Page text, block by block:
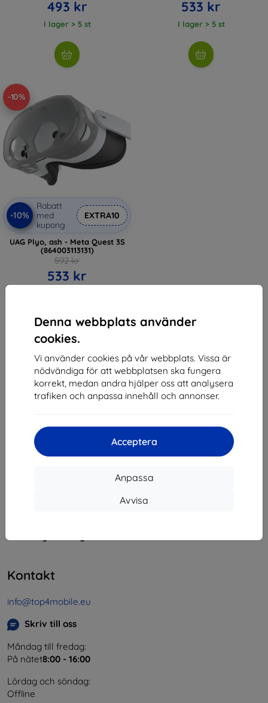
Denna webbplats använder
cookies.
Vi använder cookies på vår webbplats. Vissa är
nödvändiga för att webbplatsen ska fungera
korrekt, medan andra hjälper oss att analysera
trafiken och anpassa innehåll och annonser.
Acceptera
Anpassa
Avvisa
493 kr
I lager > 5 st
533 kr
I lager > 5 st
-10%
-10%
Rabatt
med
kupong
EXTRA10
UAG Plyo, ash - Meta Quest 3S
(864003113131)
592 kr
533 kr
av totalt .
Kontakt
info@top4mobile.eu
Skriv till oss
Måndag till fredag:
På nätet8:00 - 16:00
Lördag och söndag:
Offline